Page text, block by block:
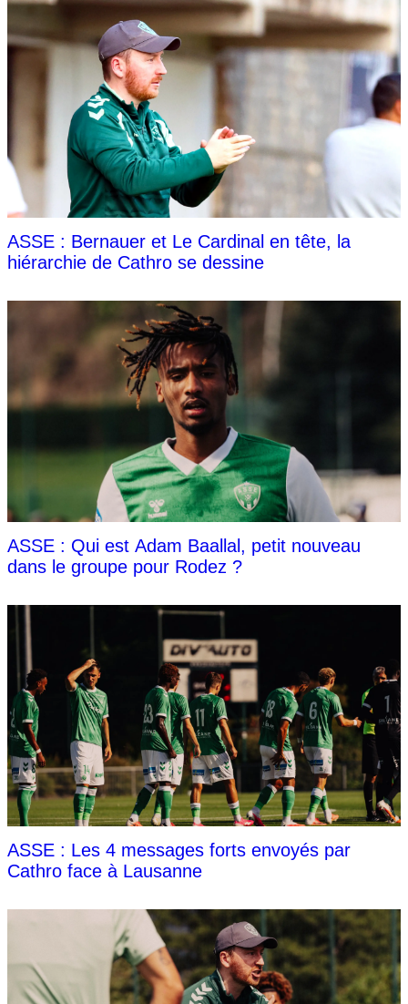
ASSE : Bernauer et Le Cardinal en tête, la
hiérarchie de Cathro se dessine
ASSE : Qui est Adam Baallal, petit nouveau
dans le groupe pour Rodez ?
ASSE : Les 4 messages forts envoyés par
Cathro face à Lausanne